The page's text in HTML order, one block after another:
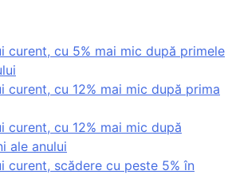
curent, cu 5% mai mic după primele
curent, cu 12% mai mic după prima
curent, cu 12% mai mic după
ale anului
curent, scădere cu peste 5% în